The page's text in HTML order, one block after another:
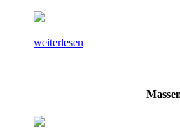
weiterlesen